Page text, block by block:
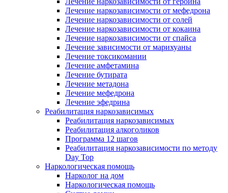
Лечение наркозависимости от мефедрона
Лечение наркозависимости от солей
Лечение наркозависимости от кокаина
Лечение наркозависимости от спайса
Лечение зависимости от марихуаны
Лечение токсикомании
Лечение амфетамина
Лечение бутирата
Лечение метадона
Лечение мефедрона
Лечение эфедрина
Реабилитация наркозависимых
Реабилитация наркозависимых
Реабилитация алкоголиков
Программа 12 шагов
Реабилитация наркозависимости по методу
Day Top
Наркологическая помощь
Нарколог на дом
Наркологическая помощь